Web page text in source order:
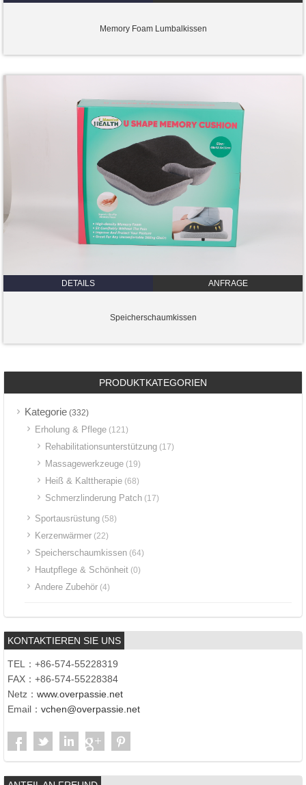
Memory Foam Lumbalkissen
DETAILS ANFRAGE
Speicherschaumkissen
PRODUKTKATEGORIEN
Kategorie (332)
Erholung & Pflege (121)
Rehabilitationsunterstützung (17)
Massagewerkzeuge (19)
Heiß & Kalttherapie (68)
Schmerzlinderung Patch (17)
Sportausrüstung (58)
Kerzenwärmer (22)
Speicherschaumkissen (64)
Hautpflege & Schönheit (0)
Andere Zubehör (4)
KONTAKTIEREN SIE UNS
TEL：+86-574-55228319
FAX：+86-574-55228384
Netz： www.overpassie.net
Email： vchen@overpassie.net